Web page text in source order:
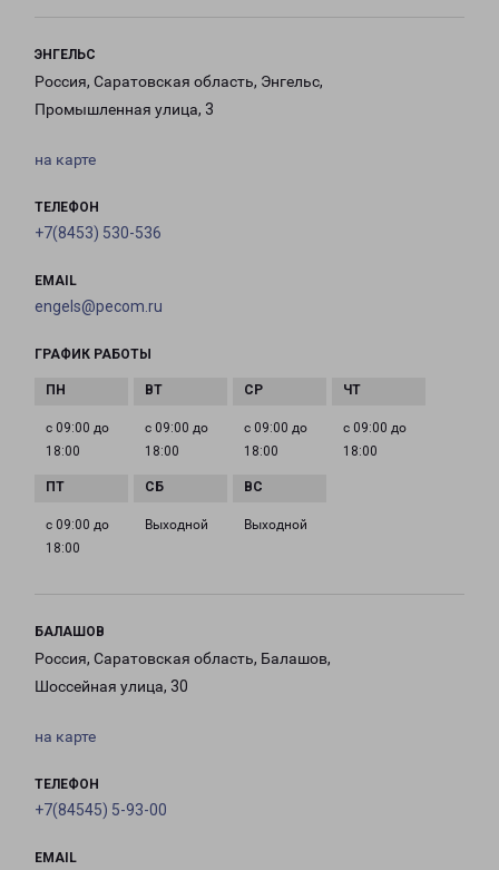
ЭНГЕЛЬС
Россия, Саратовская область, Энгельс,
Промышленная улица, 3
на карте
ТЕЛЕФОН
+7(8453) 530-536
EMAIL
engels@pecom.ru
ГРАФИК РАБОТЫ
с 09:00 до
18:00
с 09:00 до
18:00
с 09:00 до
18:00
с 09:00 до
18:00
с 09:00 до
18:00
Выходной Выходной
БАЛАШОВ
Россия, Саратовская область, Балашов,
Шоссейная улица, 30
на карте
ТЕЛЕФОН
+7(84545) 5-93-00
EMAIL